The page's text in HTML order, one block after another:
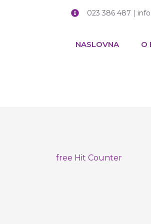
023 386 487 |
NASLOVNA O
free Hit Counter